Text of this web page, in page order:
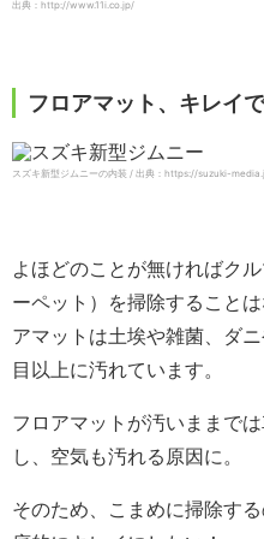
出典：http://www.11i.co.jp/
フロアマット、キレイ
スズキ新型ジムニーの内装 / 出典：https://suzuki-
よほどのことが無ければク
ーペット）を掃除すること
アマットは土埃や雑菌、ダ
目以上に汚れています。
フロアマットが汚いままで
し、空気も汚れる原因に。
そのため、こまめに掃除す